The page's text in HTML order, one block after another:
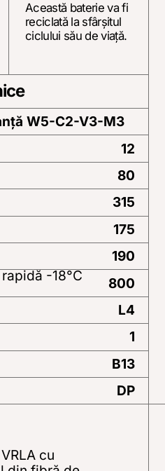
Această baterie va fi
reciclată la sfârșitul
ciclului său de viață.
W5-C2-V3-M3
12
80
315
175
190
-18°C
800
L4
1
B13
DP
cu